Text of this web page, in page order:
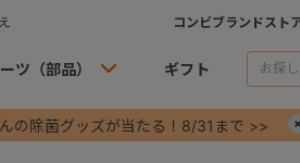
コンビブランドスト
ツ（部品） ギフト
の除菌グッズが当たる！8/31まで >>